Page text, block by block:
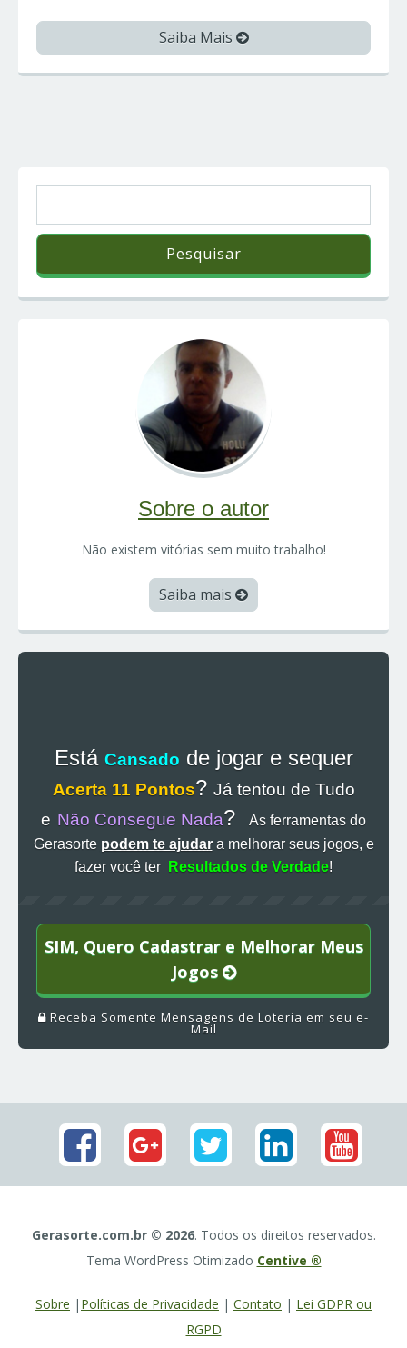
Saiba Mais
Sobre o autor
Não existem vitórias sem muito trabalho!
Saiba mais
Está Cansado de jogar e sequer
Acerta 11 Pontos? Já tentou de Tudo
e Não Consegue Nada?
As ferramentas do
Gerasorte podem te ajudara melhorar seus jogos, e
fazer você ter
Resultados de Verdade!
SIM, Quero Cadastrar e Melhorar Meus
Jogos
Receba Somente Mensagens de Loteria em seu e-
Mail
Gerasorte.com.br © 2026. Todos os direitos reservados.
Tema WordPress Otimizado Centive ®
Sobre | Políticas de Privacidade | Contato | Lei GDPR ou
RGPD